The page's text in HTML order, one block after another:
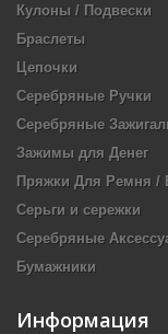
Кулоны / Подвески
Браслеты
Цепочки
Серебряные Ручки
Серебряные
Зажимы для Денег
Пряжки Для Ремня /
Серьги и сережки
Серебряные
Бумажники
Информация